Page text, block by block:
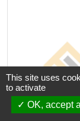
This site uses
to activate
OK, accept all